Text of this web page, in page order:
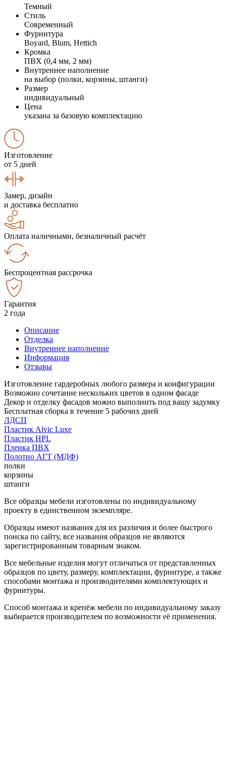
Темный
Стиль
Современный
Фурнитура
Boyard, Blum, Hettich
Кромка
ПВХ (0,4 мм, 2 мм)
Внутреннее наполнение
на выбор (полки, корзины, штанги)
Размер
индивидуальный
Цена
указана за базовую комплектацию
Изготовление
от 5 дней
Замер, дизайн
и доставка бесплатно
Оплата наличными, безналичный расчёт
Беспроцентная рассрочка
Гарантия
2 года
Описание
Отделка
Внутреннее наполнение
Информация
Отзывы
Изготовление гардеробных любого размера и конфигурации
Возможно сочетание нескольких цветов в одном фасаде
Декор и отделку фасадов можно выполнить под вашу задумку
Бесплатная сборка в течение 5 рабочих дней
ЛДСП
Пластик Alvic Luxe
Пластик HPL
Пленка ПВХ
Полотно АГТ (МДФ)
полки
корзины
штанги
Все образцы мебели изготовлены по индивидуальному
проекту в единственном экземпляре.
Образцы имеют названия для их различия и более быстрого
поиска по сайту, все названия образцов не являются
зарегистрированным товарным знаком.
Все мебельные изделия могут отличаться от представленных
образцов по цвету, размеру, комплектации, фурнитуре, а также
способами монтажа и производителями комплектующих и
фурнитуры.
Способ монтажа и крепёж мебели по индивидуальному заказу
выбирается производителем по возможности её применения.